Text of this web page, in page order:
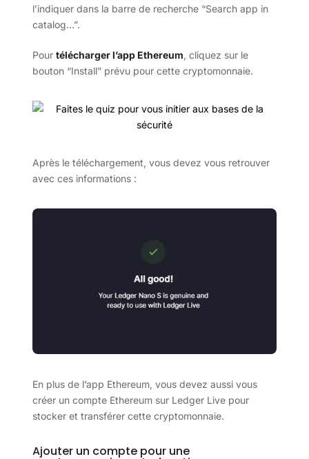
l’indiquer dans la barre de recherche “Search app in
catalog…”.
Pour télécharger l’app Ethereum, cliquez sur le
bouton “Install” prévu pour cette cryptomonnaie.
Après le téléchargement, vous devez vous retrouver
avec ces informations :
En plus de l’app Ethereum, vous devez aussi vous
créer un compte Ethereum sur Ledger Live pour
stocker et transférer cette cryptomonnaie.
Ajouter un compte pour une